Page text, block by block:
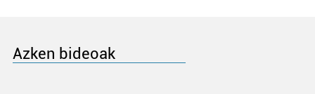
Azken bideoak